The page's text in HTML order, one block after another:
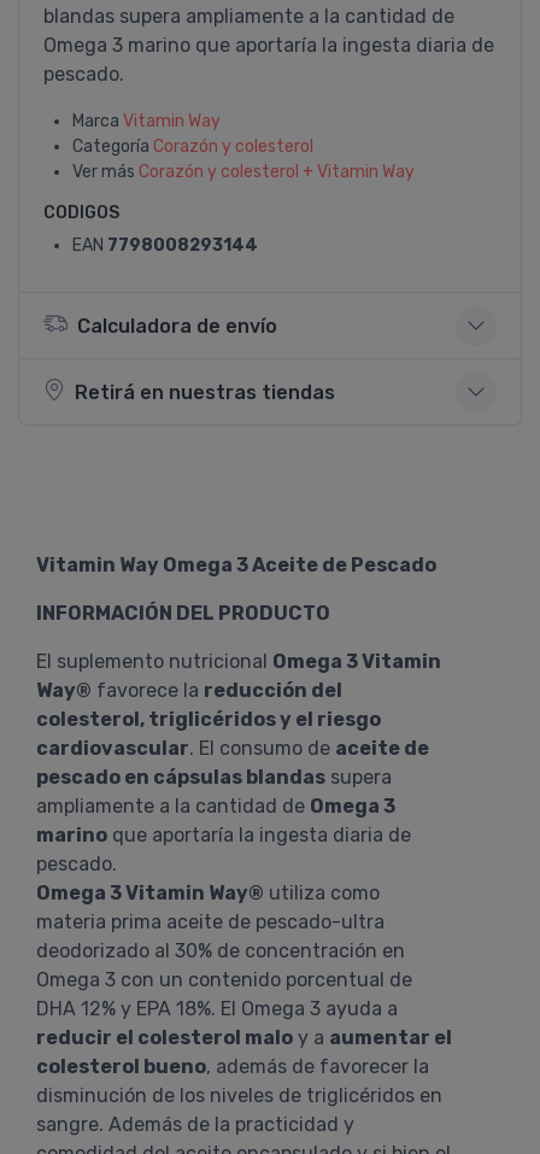
blandas supera ampliamente a la cantidad de
Omega 3 marino que aportarí­a la ingesta diaria de
pescado.
Marca Vitamin Way
Categoría Corazón y colesterol
Ver más Corazón y colesterol + Vitamin Way
CODIGOS
EAN 7798008293144
Calculadora de envío
Retirá en nuestras tiendas
Vitamin Way Omega 3 Aceite de Pescado
INFORMACIÓN DEL PRODUCTO
El suplemento nutricional Omega 3 Vitamin
Way® favorece la reducción del
colesterol, triglicéridos y el riesgo
cardiovascular. El consumo de aceite de
pescado en cápsulas blandas supera
ampliamente a la cantidad de Omega 3
marino que aportaría la ingesta diaria de
pescado.
Omega 3 Vitamin Way® utiliza como
materia prima aceite de pescado-ultra
deodorizado al 30% de concentración en
Omega 3 con un contenido porcentual de
DHA 12% y EPA 18%. El Omega 3 ayuda a
reducir el colesterol malo y a aumentar el
colesterol bueno, además de favorecer la
disminución de los niveles de triglicéridos en
sangre. Además de la practicidad y